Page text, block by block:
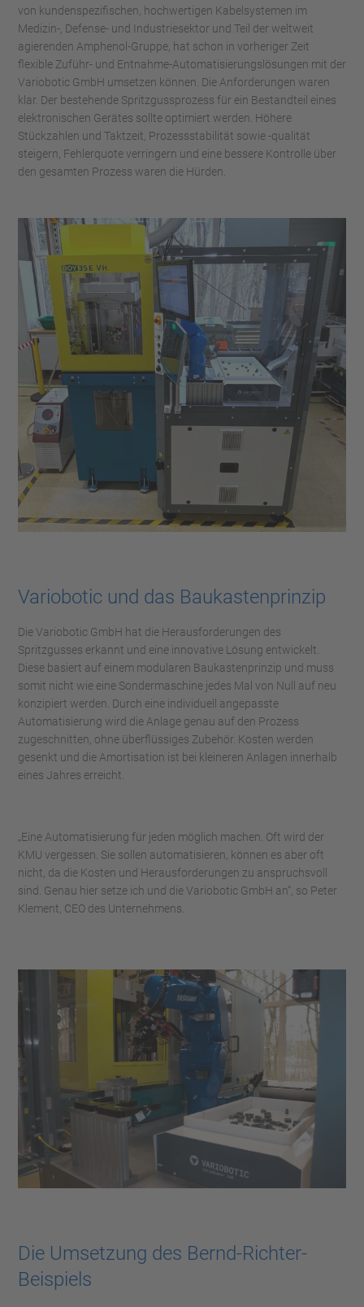
von kundenspezifischen, hochwertigen Kabelsystemen im
Medizin-, Defense- und Industriesektor und Teil der weltweit
agierenden Amphenol-Gruppe, hat schon in vorheriger Zeit
flexible Zuführ- und Entnahme-Automatisierungslösungen mit der
Variobotic GmbH umsetzen können. Die Anforderungen waren
klar. Der bestehende Spritzgussprozess für ein Bestandteil eines
elektronischen Gerätes sollte optimiert werden. Höhere
Stückzahlen und Taktzeit, Prozessstabilität sowie -qualität
steigern, Fehlerquote verringern und eine bessere Kontrolle über
den gesamten Prozess waren die Hürden.
Variobotic und das Baukastenprinzip
Die Variobotic GmbH hat die Herausforderungen des
Spritzgusses erkannt und eine innovative Lösung entwickelt.
Diese basiert auf einem modularen Baukastenprinzip und muss
somit nicht wie eine Sondermaschine jedes Mal von Null auf neu
konzipiert werden. Durch eine individuell angepasste
Automatisierung wird die Anlage genau auf den Prozess
zugeschnitten, ohne überflüssiges Zubehör. Kosten werden
gesenkt und die Amortisation ist bei kleineren Anlagen innerhalb
eines Jahres erreicht.
„Eine Automatisierung für jeden möglich machen. Oft wird der
KMU vergessen. Sie sollen automatisieren, können es aber oft
nicht, da die Kosten und Herausforderungen zu anspruchsvoll
sind. Genau hier setze ich und die Variobotic GmbH an“, so Peter
Klement, CEO des Unternehmens.
Die Umsetzung des Bernd-Richter-
Beispiels